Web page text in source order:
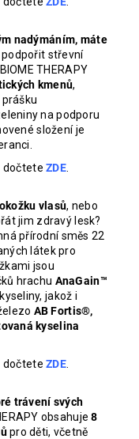
nadýmáním, máte
střevní
THERAPY
kmenů,
na podporu
složení je
dočteteZDE
vlasů, nebo
jim zdravý lesk?
přírodní směs 22
látek pro
jsou
hrachu AnaGain™
jakož i
AB Fortis®,
kyselina
dočteteZDE
trávení svých
obsahuje8
pro děti, včetně